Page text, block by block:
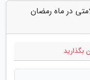
در ماه رمضان
بگذارید